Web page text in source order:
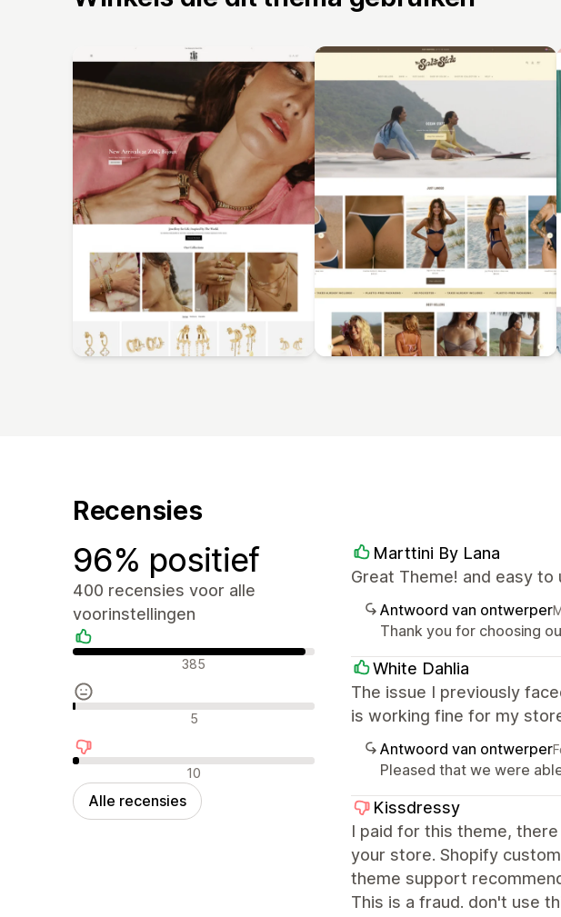
Recensies
96% positief
400 recensies voor alle
voorinstellingen
Positieve recensies
385
Neutrale recensies5
Negatieve recensies
10
Alle recensies
Marttini By Lana
Great Theme! and easy
Antwoord van ontwerper
Thank you for choosing
White Dahlia
The issue I previously
is working fine for my
Antwoord van ontwerper
Pleased that we were
Kissdressy
I paid for this theme,
your store. Shopify
theme support
This is a fraud. don't use